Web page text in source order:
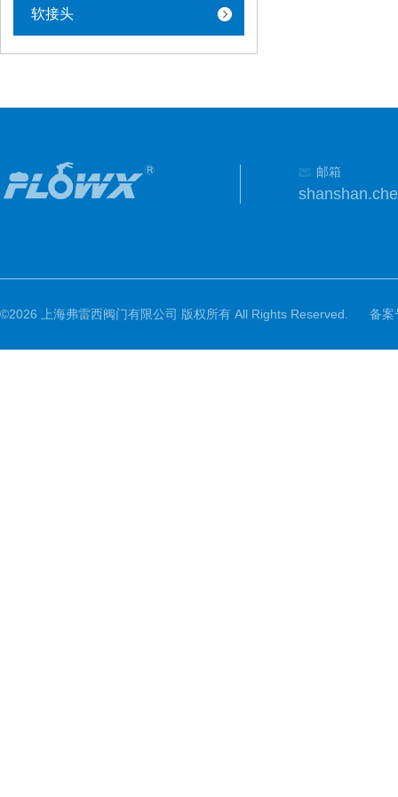
软接头
邮箱
©2026 上海弗雷西阀门有限公司 版权所有 All Rights Reserved. 备案